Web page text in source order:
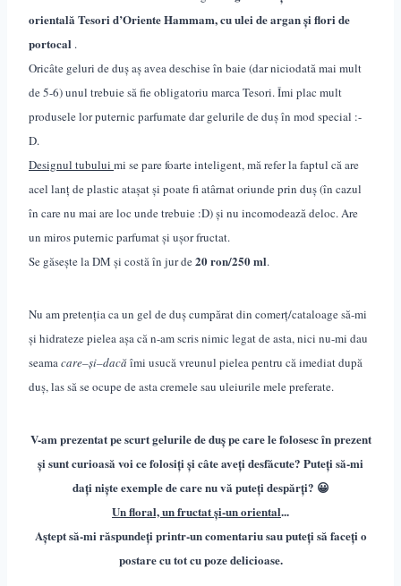
orientală Tesori d’Oriente Hammam, cu ulei de argan și flori de
portocal .
Oricâte geluri de duș aș avea deschise în baie (dar niciodată mai mult
de 5-6) unul trebuie să fie obligatoriu marca Tesori. Îmi plac mult
produsele lor puternic parfumate dar gelurile de duș în mod special :-
D.
Designul tubului mi se pare foarte inteligent, mă refer la faptul că are
acel lanț de plastic atașat și poate fi atârnat oriunde prin duș (în cazul
în care nu mai are loc unde trebuie :D) și nu incomodează deloc. Are
un miros puternic parfumat și ușor fructat.
Se găsește la DM și costă în jur de20 ron/250 ml.
Nu am pretenția ca un gel de duș cumpărat din comerț/cataloage să-mi
și hidrateze pielea așa că n-am scris nimic legat de asta, nici nu-mi dau
seama care–și–dacăîmi usucă vreunul pielea pentru că imediat după
duș, las să se ocupe de asta cremele sau uleiurile mele preferate.
V-am prezentat pe scurt gelurile de duș pe care le folosesc în prezent
și sunt curioasă voi ce folosiți și câte aveți desfăcute? Puteți să-mi
dați niște exemple de care nu vă puteți despărți? 😀
Un floral, un fructat și-un oriental...
Aștept să-mi răspundeți printr-un comentariu sau puteți să faceți o
postare cu tot cu poze delicioase.